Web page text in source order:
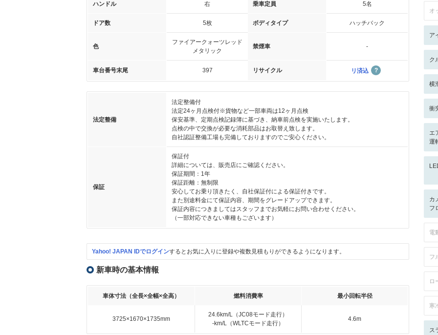
ハンドル 右 乗車定員 5名
ドア数 5枚 ボディタイプ ハッチバック
色
ファイアークォーツレッド
メタリック
禁煙車 -
車台番号末尾 397 リサイクル リ済込
法定整備
法定整備付
法定24ヶ月点検付※貨物など一部車両は12ヶ月点検
保安基準、定期点検記録簿に基づき、納車前点検を実施いたします。
点検の中で交換が必要な消耗部品はお取替え致します。
自社認証整備工場も完備しておりますのでご安心ください。
保証
保証付
詳細については、販売店にご確認ください。
保証期間：1年
保証距離：無制限
安心してお乗り頂きたく、自社保証付による保証付きです。
また別途料金にて保証内容、期間をグレードアップできます。
保証内容につきましてはスタッフまでお気軽にお問い合わせください。
（一部対応できない車種もございます）
Yahoo! JAPAN IDでログインするとお気に入りに登録や複数見積もりができるようになります。
新車時の基本情報
車体寸法（全長×全幅×全高） 燃料消費率 最小回転半径
3725×1670×1735mm
24.6km/L（JC08モード走行）
-km/L（WLTCモード走行）
4.6m
オ
ア
ク
横
衝
エ
運
カ
フ
電
フ
ロ
寒
ス